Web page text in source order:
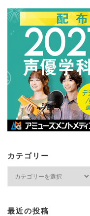
カテゴリー
ー
最近の投稿